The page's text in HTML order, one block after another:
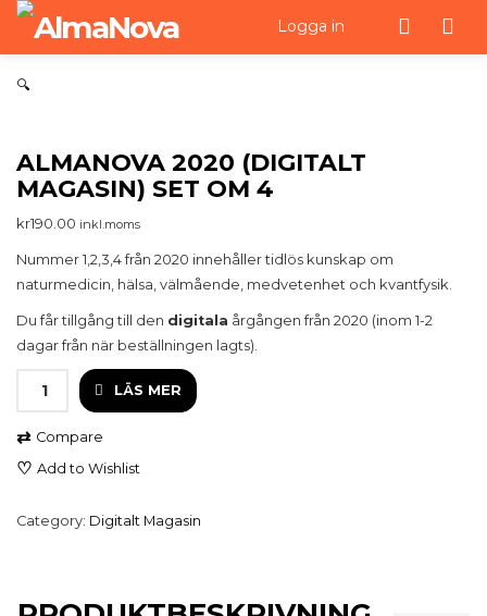
Logga in
🔍
ALMANOVA 2020 (DIGITALT
MAGASIN) SET OM 4
kr190.00 inkl.moms
Nummer 1,2,3,4 från 2020 innehåller tidlös kunskap om
naturmedicin, hälsa, välmående, medvetenhet och kvantfysik.
Du får tillgång till den digitala årgången från 2020 (inom 1-2
dagar från när beställningen lagts).
AlmaNova
2020
Magasin)
om
quantity
LÄS MER
⇄ Compare
♡ Add to Wishlist
Category: Digitalt Magasin